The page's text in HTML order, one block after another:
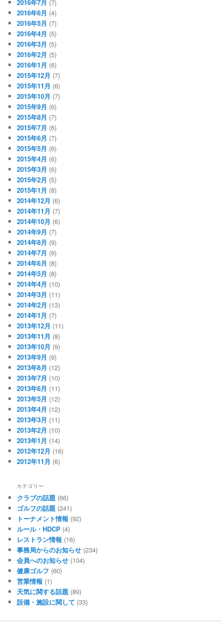
2016年7月 (7)
2016年6月 (4)
2016年5月 (7)
2016年4月 (5)
2016年3月 (5)
2016年2月 (5)
2016年1月 (6)
2015年12月 (7)
2015年11月 (6)
2015年10月 (7)
2015年9月 (6)
2015年8月 (7)
2015年7月 (6)
2015年6月 (7)
2015年5月 (6)
2015年4月 (6)
2015年3月 (6)
2015年2月 (5)
2015年1月 (8)
2014年12月 (6)
2014年11月 (7)
2014年10月 (6)
2014年9月 (7)
2014年8月 (9)
2014年7月 (9)
2014年6月 (8)
2014年5月 (8)
2014年4月 (10)
2014年3月 (11)
2014年2月 (13)
2014年1月 (7)
2013年12月 (11)
2013年11月 (8)
2013年10月 (9)
2013年9月 (9)
2013年8月 (12)
2013年7月 (10)
2013年6月 (11)
2013年5月 (12)
2013年4月 (12)
2013年3月 (11)
2013年2月 (10)
2013年1月 (14)
2012年12月 (16)
2012年11月 (6)
カテゴリー
クラブの話題 (66)
ゴルフの話題 (241)
トーナメント情報 (92)
ルール・HDCP (4)
レストラン情報 (16)
事務局からのお知らせ (234)
会員へのお知らせ (104)
健康ゴルフ (60)
営業情報 (1)
天気に関する話題 (89)
設備・施設に関して (33)